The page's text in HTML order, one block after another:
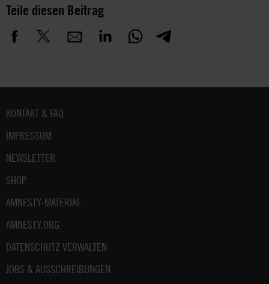
Teile diesen Beitrag
Fußbereich
KONTAKT & FAQ
IMPRESSUM
NEWSLETTER
SHOP
AMNESTY-MATERIAL
AMNESTY.ORG
DATENSCHUTZ VERWALTEN
JOBS & AUSSCHREIBUNGEN